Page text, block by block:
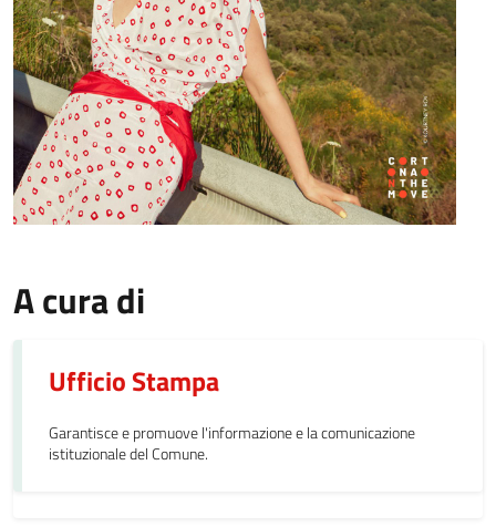
A cura di
Ufficio Stampa
Garantisce e promuove l'informazione e la comunicazione
istituzionale del Comune.